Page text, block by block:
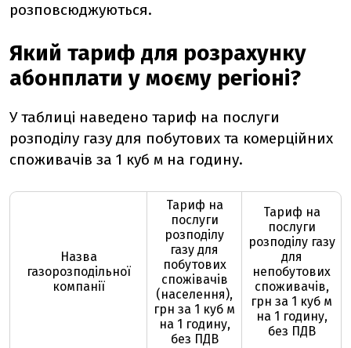
розповсюджуються.
Який тариф для розрахунку
абонплати у моєму регіоні?
У таблиці наведено тариф на послуги
розподілу газу для побутових та комерційних
споживачів за 1 куб м на годину.
Назва
газорозподільної
компанії
Тариф на
послуги
розподілу
газу для
побутових
спожівачів
(населення),
грн за 1 куб м
на 1 годину,
без ПДВ
Тариф на
послуги
розподілу газу
для
непобутових
споживачів,
грн за 1 куб м
на 1 годину,
без ПДВ